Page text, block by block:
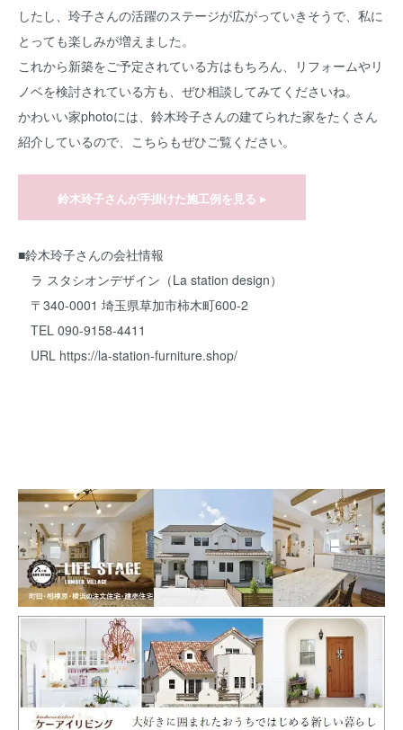
したし、玲子さんの活躍のステージが広がっていきそうで、私に
とっても楽しみが増えました。
これから新築をご予定されている方はもちろん、リフォームやリ
ノベを検討されている方も、ぜひ相談してみてくださいね。
かわいい家photoには、鈴木玲子さんの建てられた家をたくさん
紹介しているので、こちらもぜひご覧ください。
鈴木玲子さんが手掛けた施工例を見る ▸
■鈴木玲子さんの会社情報
ラ スタシオンデザイン（La station design）
〒340-0001 埼玉県草加市柿木町600-2
TEL 090-9158-4411
URL https://la-station-furniture.shop/